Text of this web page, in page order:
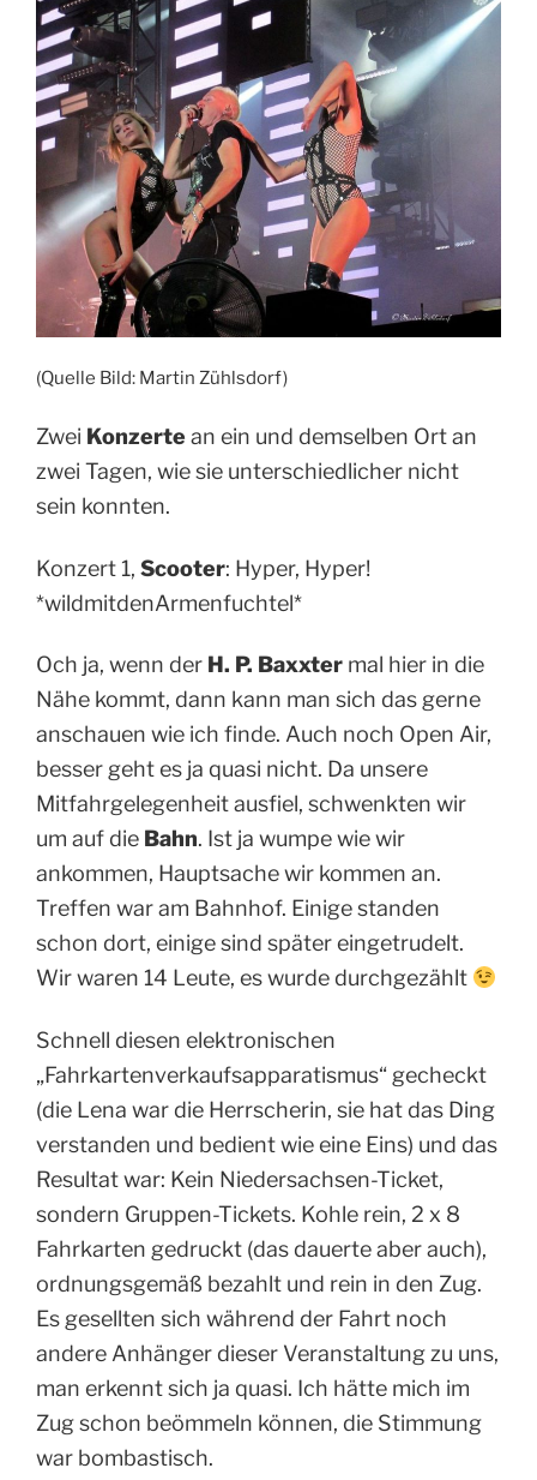
(Quelle Bild: Martin Zühlsdorf)
Zwei Konzerte an ein und demselben Ort an
zwei Tagen, wie sie unterschiedlicher nicht
sein konnten.
Konzert 1, Scooter: Hyper, Hyper!
*wildmitdenArmenfuchtel*
Och ja, wenn der H. P. Baxxter mal hier in die
Nähe kommt, dann kann man sich das gerne
anschauen wie ich finde. Auch noch Open Air,
besser geht es ja quasi nicht. Da unsere
Mitfahrgelegenheit ausfiel, schwenkten wir
um auf die Bahn. Ist ja wumpe wie wir
ankommen, Hauptsache wir kommen an.
Treffen war am Bahnhof. Einige standen
schon dort, einige sind später eingetrudelt.
Wir waren 14 Leute, es wurde durchgezählt
Schnell diesen elektronischen
„Fahrkartenverkaufsapparatismus“ gecheckt
(die Lena war die Herrscherin, sie hat das Ding
verstanden und bedient wie eine Eins) und das
Resultat war: Kein Niedersachsen-Ticket,
sondern Gruppen-Tickets. Kohle rein, 2 x 8
Fahrkarten gedruckt (das dauerte aber auch),
ordnungsgemäß bezahlt und rein in den Zug.
Es gesellten sich während der Fahrt noch
andere Anhänger dieser Veranstaltung zu uns,
man erkennt sich ja quasi. Ich hätte mich im
Zug schon beömmeln können, die Stimmung
war bombastisch.